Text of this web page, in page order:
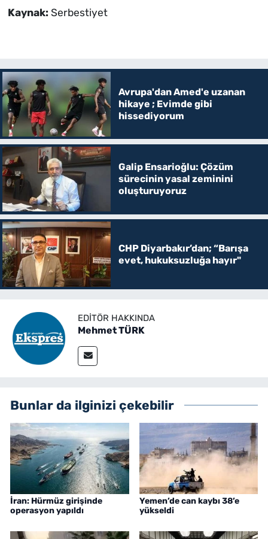
Kaynak: Serbestiyet
Avrupa'dan Amed'e uzanan
hikaye ; Evimde gibi
hissediyorum
Galip Ensarioğlu: Çözüm
sürecinin yasal zeminini
oluşturuyoruz
CHP Diyarbakır’dan; “Barışa
evet, hukuksuzluğa hayır"
EDITÖR HAKKINDA
Mehmet TÜRK
Bunlar da ilginizi çekebilir
İran: Hürmüz girişinde
operasyon yapıldı
Yemen’de can kaybı 38’e
yükseldi